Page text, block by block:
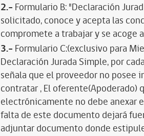
2.- Formulario B: "Declaración
solicitado, conoce y acepta las
compromete a trabajar y se acoge
3.- Formulario C:(exclusivo para
Declaración Jurada Simple, por
señala que el proveedor no posee
contratar , El oferente(Apoderado)
electrónicamente no debe anexar
falta de este documento dejará
adjuntar documento donde